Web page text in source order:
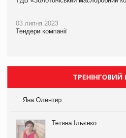
03 липня 2023
Тендери компанії
ТРЕНІНГОВИЙ
Яна Олентир
Тетяна Ільєнко